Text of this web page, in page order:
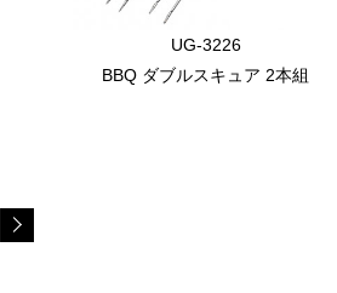
UG-3226
BBQ ダブルスキュア 2本組